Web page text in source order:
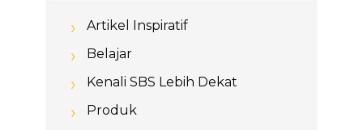
Artikel Inspiratif
Belajar
Kenali SBS Lebih Dekat
Produk